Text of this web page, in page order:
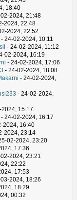
18:40
2024, 21:48
2024, 22:48
2024, 22:52
- 24-02-2024, 10:11
- 24-02-2024, 11:12
02-2024, 16:19
- 24-02-2024, 17:06
- 24-02-2024, 18:08
- 24-02-2024,
- 24-02-2024,
15:17
- 24-02-2024, 16:17
2024, 16:40
2024, 23:14
02-2024, 23:20
17:36
2024, 23:21
22:22
17:53
2024, 18:26
18:29
00:32